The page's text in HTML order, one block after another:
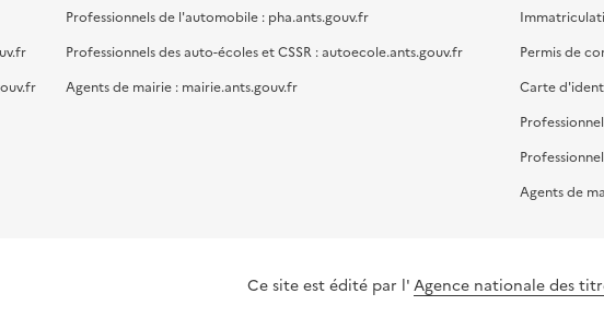
Professionnels de l'automobile : pha.ants.gouv.fr
Professionnels des auto-écoles et CSSR : autoecole.ants.gouv.fr
Agents de mairie : mairie.ants.gouv.fr
Permis de
Carte
Agents de
Ce site est édité par l'Agence nationale des